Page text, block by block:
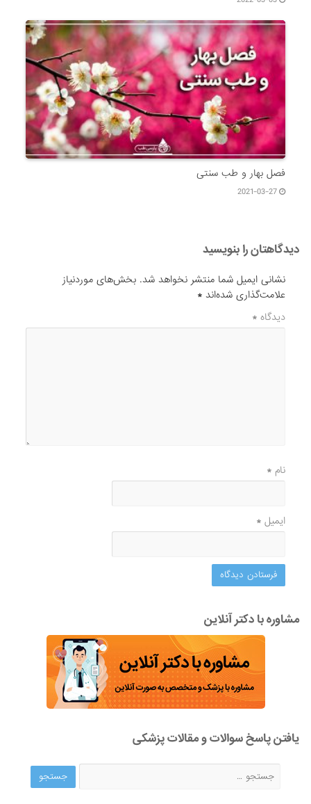
فصل بهار و طب سنتی
2021-03-27
دیدگاهتان را بنویسید
نشانی ایمیل شما منتشر نخواهد شد. بخش‌های موردنیاز
علامت‌گذاری شده‌اند*
دیدگاه*
نام*
ایمیل*
مشاوره با دکتر آنلاین
یافتن پاسخ سوالات و مقالات پزشکی